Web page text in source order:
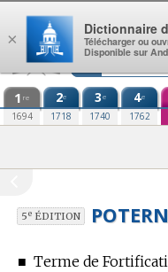
Aller au contenu
1 re
1694
2e
1718
3e
1740
4e
1762
5eÉDITION
■ Terme de
×
Dictionnaire
Télécharger ou
Disponible sur